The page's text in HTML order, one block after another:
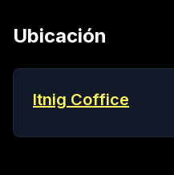
Ubicación
Itnig Coffice